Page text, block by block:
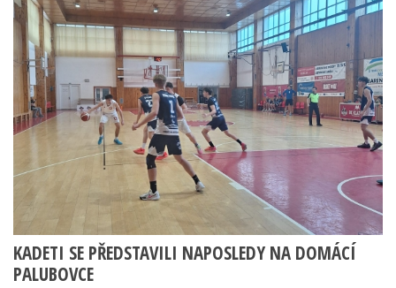
KADETI SE PŘEDSTAVILI NAPOSLEDY NA DOMÁCÍ
PALUBOVCE